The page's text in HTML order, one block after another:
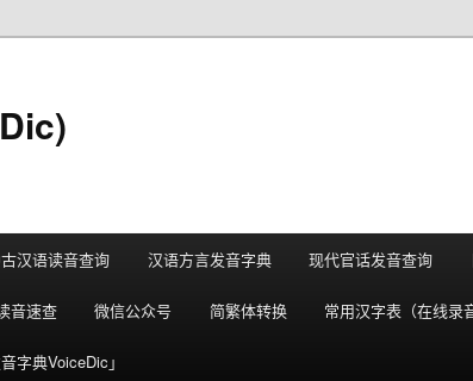
汉语读音查询 汉语方言发音字典 现代官话发音查询
音速查 微信公众号 简繁体转换 常用汉字表（在线录
字典VoiceDic」